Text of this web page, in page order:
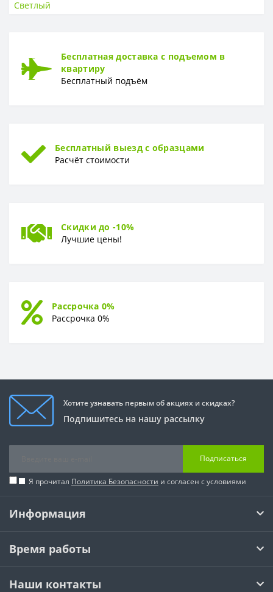
Толщина
ТОЛЩИНА ЗАЩИТНОГО СЛОЯ
Устойчивость к воздействию мебели
Светлый
Бесплатная доставка с подъемом в
квартиру
Бесплатный подъём
Бесплатный выезд с образцами
Расчёт стоимости
Скидки до -10%
Лучшие цены!
Рассрочка 0%
Рассрочка 0%
Хотите узнавать первым об акциях и скидках?
Подпишитесь на нашу рассылку
Подписаться
Я прочитал Политика Безопасности и согласен с условиями
Информация
Время работы
Наши контакты